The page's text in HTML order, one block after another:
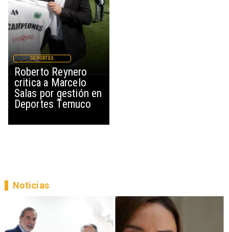
Roberto Reynero
critica a Marcelo
Salas por gestión en
Deportes Temuco
DEPORTES
Noticias